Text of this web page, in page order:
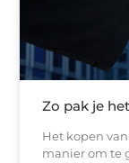
Zo pak je
Het kopen
manier om te